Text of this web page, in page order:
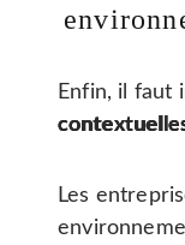
Enfin, il faut
Les